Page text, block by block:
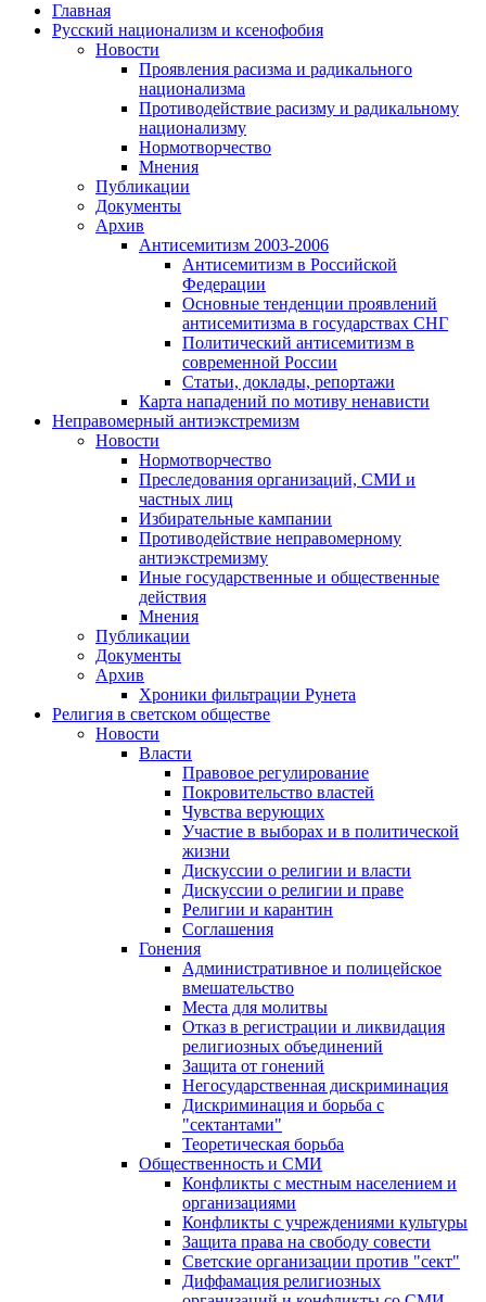
Главная
Русский национализм и ксенофобия
Новости
Проявления расизма и радикального
национализма
Противодействие расизму и радикальному
национализму
Нормотворчество
Мнения
Публикации
Документы
Архив
Антисемитизм 2003-2006
Антисемитизм в Российской
Федерации
Основные тенденции проявлений
антисемитизма в государствах СНГ
Политический антисемитизм в
современной России
Статьи, доклады, репортажи
Карта нападений по мотиву ненависти
Неправомерный антиэкстремизм
Новости
Нормотворчество
Преследования организаций, СМИ и
частных лиц
Избирательные кампании
Противодействие неправомерному
антиэкстремизму
Иные государственные и общественные
действия
Мнения
Публикации
Документы
Архив
Хроники фильтрации Рунета
Религия в светском обществе
Новости
Власти
Правовое регулирование
Покровительство властей
Чувства верующих
Участие в выборах и в политической
жизни
Дискуссии о религии и власти
Дискуссии о религии и праве
Религии и карантин
Соглашения
Гонения
Административное и полицейское
вмешательство
Места для молитвы
Отказ в регистрации и ликвидация
религиозных объединений
Защита от гонений
Негосударственная дискриминация
Дискриминация и борьба с
"сектантами"
Теоретическая борьба
Общественность и СМИ
Конфликты с местным населением и
организациями
Конфликты с учреждениями культуры
Защита права на свободу совести
Светские организации против "сект"
Диффамация религиозных